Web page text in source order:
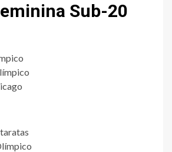
Sub-20